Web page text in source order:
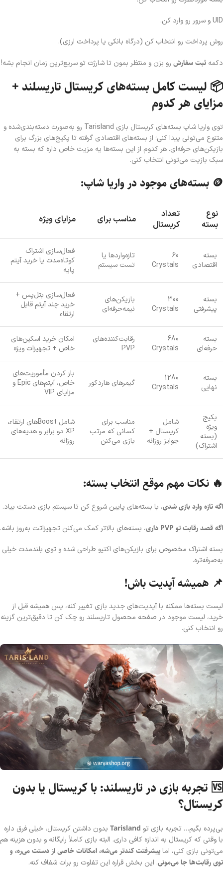
UID و سرور رو وارد کن.
روش پرداخت رو انتخاب کن (درگاه بانکی یا پرداخت ارزی).
دکمه ثبت سفارش رو بزن و منتظر بمون تا شارژت تو سریع‌ترین زمان انجام بشه!
📦 لیست کامل بسته‌های کریستال تاریسلند +
مزایای هر کدوم
توی واریا شاپ بسته‌های کریستال بازی Tarisland رو به‌صورت دسته‌بندی‌شده و
متنوع می‌تونی پیدا کنی؛ از بسته‌های اقتصادی گرفته تا پکیج‌های بزرگ برای
بازیکن‌های حرفه‌ای. هر کدوم از این بسته‌ها یه مزیت خاص داره که بسته به
سبک بازیت می‌تونی انتخاب کنی.
🪙 بسته‌های موجود در واریا شاپ:
نوع
بسته
تعداد
کریستال
مناسب برای مزایای ویژه
بسته
اقتصادی
60
Crystals
تازه‌واردها یا
تست سیستم
فعال‌سازی اشتراک
کوتاه‌مدت یا خرید آیتم
پایه
بسته
پیشرفتی
300
Crystals
بازیکن‌های
نیمه‌حرفه‌ای
فعال‌سازی بتل‌پس +
خرید چند آیتم قابل
ارتقاء
بسته
حرفه‌ای
680
Crystals
رقابت‌کننده‌های
PVP
امکان خرید اسکین‌های
خاص + تجهیزات ویژه
بسته
نهایی
1280
Crystals
گیمرهای هاردکور
باز کردن مأموریت‌های
خاص، آیتم‌های Epic و
مزایای VIP
پکیج
ویژه
(بسته
اشتراک)
شامل
کریستال +
جوایز روزانه
مناسب برای
کسانی که مرتب
بازی می‌کنن
شامل Boostهای ارتقاء،
XP دو برابر و هدیه‌های
روزانه
🔥 نکات مهم موقع انتخاب بسته:
اگه تازه وارد بازی شدی، با بسته‌های پایین شروع کن تا سیستم بازی دستت بیاد.
اگه قصد رقابت تو PVP داری
، بسته‌های بالاتر کمک می‌کنن تجهیزاتت به‌روز باشه.
بسته اشتراک مخصوص برای بازیکن‌های اکتیو طراحی شده و توی بلندمدت خیلی
به‌صرفه‌تره.
📌 همیشه آپدیت باش!
لیست بسته‌ها ممکنه با آپدیت‌های جدید بازی تغییر کنه، پس همیشه قبل از
خرید، لیست موجود در صفحه محصول تاریسلند رو چک کن تا دقیق‌ترین گزینه
رو انتخاب کنی.
🆚 تجربه بازی در تاریسلند: با کریستال یا بدون
کریستال؟
بی‌پرده بگیم… تجربه بازی تو Tarisland بدون داشتن کریستال، خیلی فرق داره
با وقتی که کریستال به اندازه کافی داری. البته بازی کاملاً رایگانه و بدون هزینه هم
می‌تونی بازی کنی، اماپیشرفتت کندتر می‌شه، امکانات خاصی از دستت می‌ره، و
توی رقابت‌ها جا می‌مونی. این بخش قراره این تفاوت رو برات شفاف کنه.